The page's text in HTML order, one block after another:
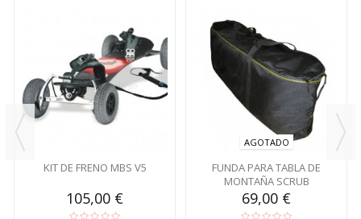
KIT DE FRENO MBS V5
105,00 €
AGOTADO
FUNDA PARA TABLA DE
MONTAÑA SCRUB
69,00 €